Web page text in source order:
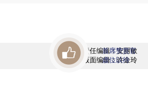
责任编辑：安丽敏
版面编辑：许金玲
首席赞赏官
虚位以待